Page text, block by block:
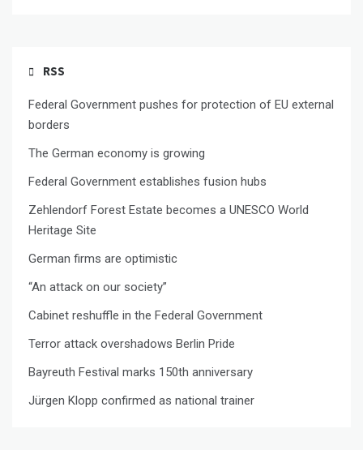
RSS
Federal Government pushes for protection of EU external
borders
The German economy is growing
Federal Government establishes fusion hubs
Zehlendorf Forest Estate becomes a UNESCO World
Heritage Site
German firms are optimistic
“An attack on our society”
Cabinet reshuffle in the Federal Government
Terror attack overshadows Berlin Pride
Bayreuth Festival marks 150th anniversary
Jürgen Klopp confirmed as national trainer